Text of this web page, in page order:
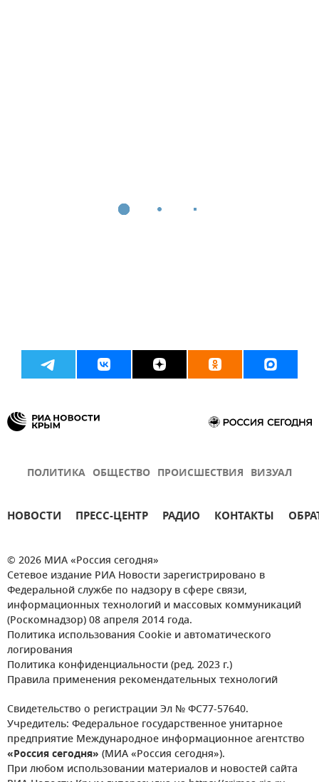
ПОЛИТИКА ОБЩЕСТВО ПРОИСШЕСТВИЯ ВИЗУАЛ
НОВОСТИ ПРЕСС-ЦЕНТР РАДИО КОНТАКТЫ
© 2026 МИА «Россия сегодня»
Сетевое издание РИА Новости зарегистрировано в
Федеральной службе по надзору в сфере связи,
информационных технологий и массовых коммуникаций
(Роскомнадзор) 08 апреля 2014 года.
Политика использования Cookie и автоматического
логирования
Политика конфиденциальности (ред. 2023 г.)
Правила применения рекомендательных технологий
Свидетельство о регистрации Эл № ФС77-57640.
Учредитель: Федеральное государственное унитарное
предприятие Международное информационное агентство
«Россия сегодня» (МИА «Россия сегодня»).
При любом использовании материалов и новостей сайта